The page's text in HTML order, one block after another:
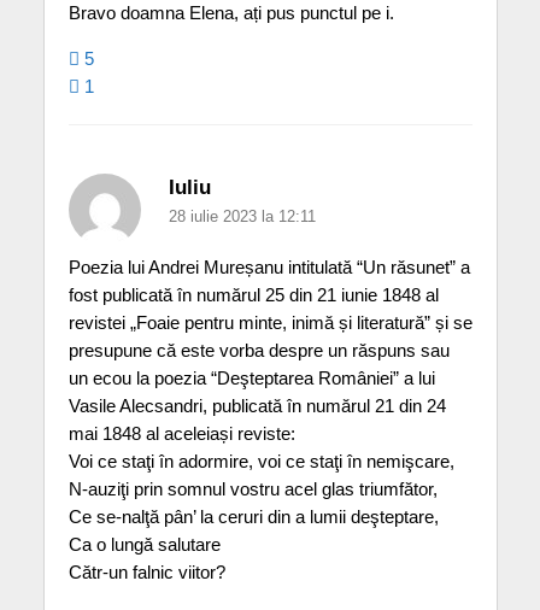
Bravo doamna Elena, ați pus punctul pe i.
5
1
Iuliu
28 iulie 2023 la 12:11
Poezia lui Andrei Mureșanu intitulată “Un răsunet” a
fost publicată în numărul 25 din 21 iunie 1848 al
revistei „Foaie pentru minte, inimă și literatură” și se
presupune că este vorba despre un răspuns sau
un ecou la poezia “Deşteptarea României” a lui
Vasile Alecsandri, publicată în numărul 21 din 24
mai 1848 al aceleiași reviste:
Voi ce staţi în adormire, voi ce staţi în nemişcare,
N-auziţi prin somnul vostru acel glas triumfător,
Ce se-nalţă pân’ la ceruri din a lumii deşteptare,
Ca o lungă salutare
Cătr-un falnic viitor?